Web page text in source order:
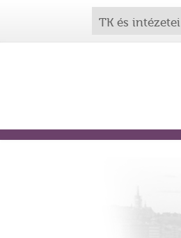
TK és intézetei